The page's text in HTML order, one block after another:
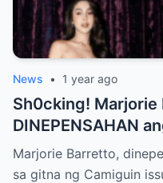
News • 1 year ago
Sh0cking! Marjorie
DINEPENSAHAN
gitna ng Camiguin
Marjorie Barretto,
sa gitna ng Camiguin